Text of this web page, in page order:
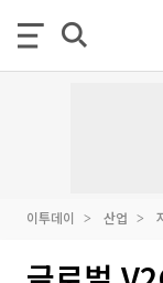
이투데이 산업